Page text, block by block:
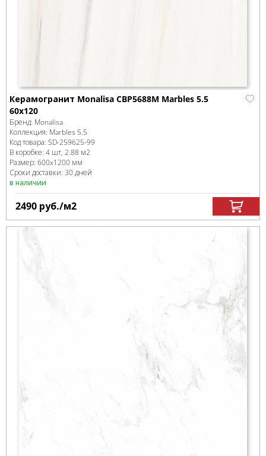
Керамогранит Monalisa CBP5688M Marbles 5.5
60x120
Бренд: Monalisa
Коллекция: Marbles 5.5
Код товара: SD-259625-99
В коробке: 4 шт, 2.88 м2
Размер: 600x1200 мм
Сроки доставки: 30 дней
в наличии
2490 руб./м2